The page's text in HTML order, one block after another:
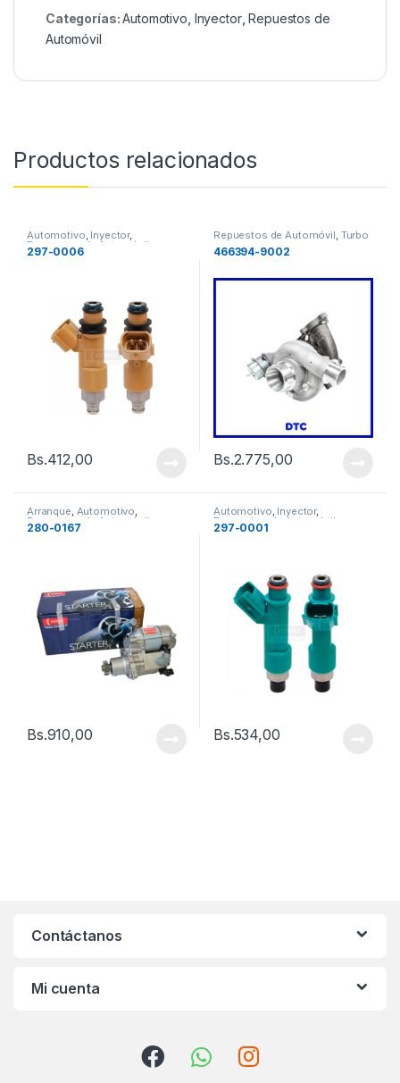
Categorías:Automotivo Inyector,Repuestos de
Automóvil
Productos relacionados
Automotivo, Inyector,
Repuestos de Automóvil
297-0006
Bs.412,00
Repuestos de Automóvil, Turbo
466394-9002
Bs.2.775,00
Arranque, Automotivo,
Repuestos de Automóvil
280-0167
Bs.910,00
Automotivo, Inyector,
Repuestos de Automóvil
297-0001
Bs.534,00
Contáctanos
Mi cuenta